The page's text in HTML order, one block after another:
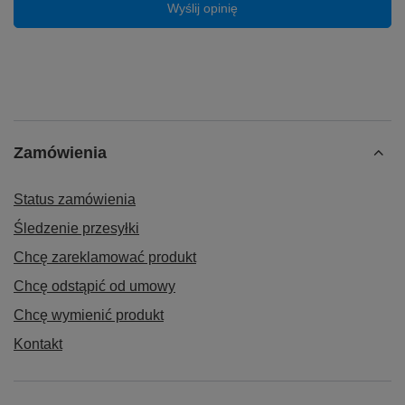
Wyślij opinię
Zamówienia
Status zamówienia
Śledzenie przesyłki
Chcę zareklamować produkt
Chcę odstąpić od umowy
Chcę wymienić produkt
Kontakt